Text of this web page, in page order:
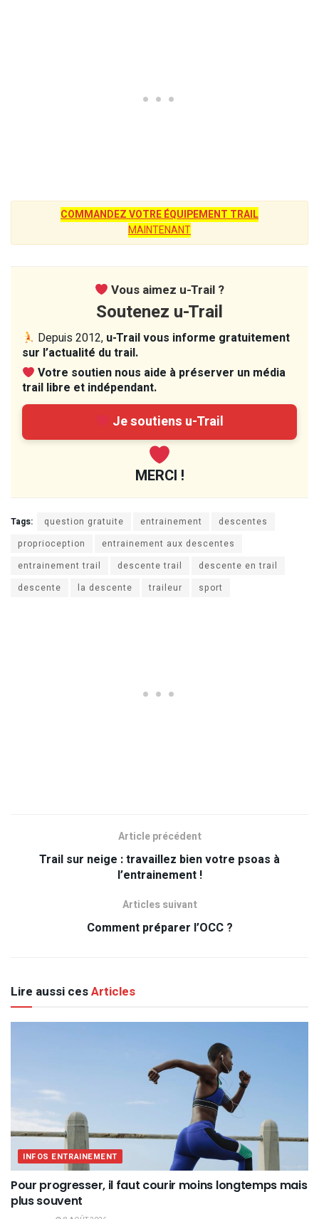
COMMANDEZ VOTRE ÉQUIPEMENT TRAIL
MAINTENANT
Vous aimez u-Trail ?
Soutenez u-Trail
Depuis 2012, u-Trail vous informe gratuitement
sur l’actualité du trail.
Votre soutien nous aide à préserver un média
trail libre et indépendant.
Je soutiens u-Trail
MERCI !
Tags: question gratuite entrainement
descentes
proprioception
entrainement aux descentes
entrainement trail
descente trail
descente en trail
descente
la descente traileur sport
Article précédent
Trail sur neige : travaillez bien votre psoas à
l’entrainement !
Articles suivant
Comment préparer l’OCC ?
Lire aussi cesArticles
INFOS ENTRAINEMENT
Pour progresser, il faut courir moins longtemps mais
plus souvent